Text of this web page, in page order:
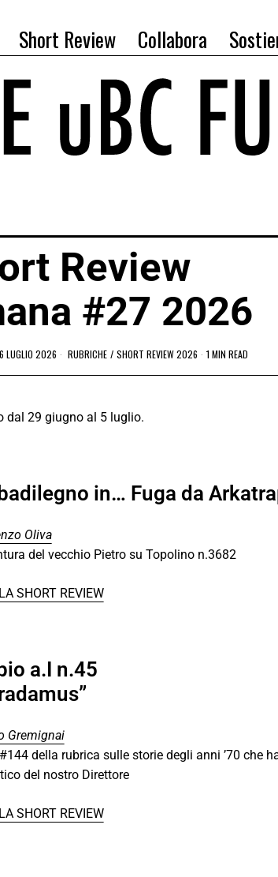
Short Review Collabora
Review
#27 2026
6 LUGLIO 2026 RUBRICHE / SHORT REVIEW 2026 1 MIN READ
dal 29 giugno al 5 luglio.
in… Fuga da
Oliva
del vecchio Pietro su Topolino n.3682
SHORT REVIEW
a.I n.45
Gremignai
della rubrica sulle storie degli anni ’70 che
del nostro Direttore
SHORT REVIEW